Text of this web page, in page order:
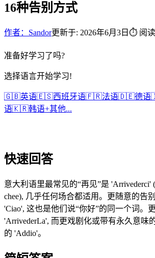
16种告别方式
作者：Sandor更新于: 2026年6月3日 ⏱ 阅
准备好学习了吗?
选择语言开始学习!
🇬🇧英语🇪🇸西班牙语🇫🇷法语🇩🇪德语
语🇰🇷韩语+其他...
快速回答
意大利语里最常见的“再见”是 'Arrivederci'
chee), 几乎任何场合都适用。更随意的告
'Ciao', 这也是他们说“你好”的同一个词。
'ArrivederLa', 而更戏剧化或带有永久意味
的 'Addio'。